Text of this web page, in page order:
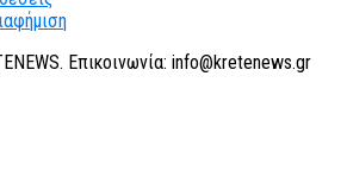
Επικοινωνία: info@kretenews.gr